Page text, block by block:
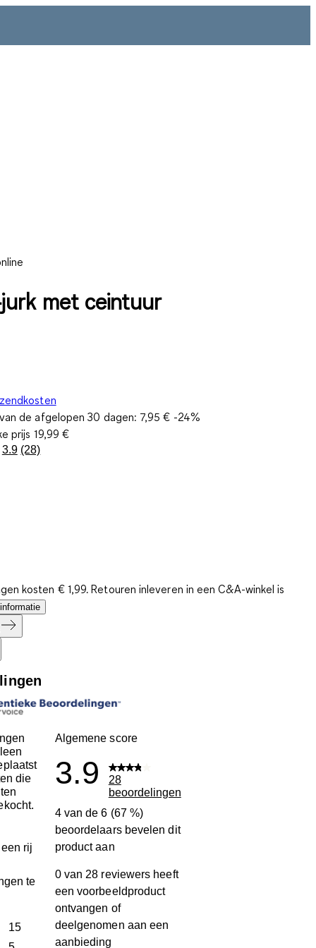
met ceintuur
de afgelopen 30 dagen: 7,95 € -24%
prijs 19,99 €
3.9 Lees
(28)
kosten € 1,99. Retouren inleveren in een C&A-winkel is
die
rij
te
sterren
15
15 beoordelingen met 5 sterren.
Algemene score
3.9
28
beoordelingen
4 van de 6 (67 %)
beoordelaars bevelen dit
product aan
0 van 28 reviewers heeft
een voorbeeldproduct
ontvangen of
deelgenomen aan een
aanbieding